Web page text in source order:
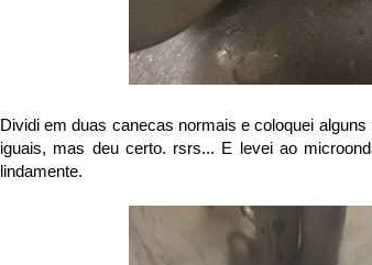
Dividi em duas canecas normais e coloquei
iguais, mas deu certo. rsrs... E levei ao
lindamente.